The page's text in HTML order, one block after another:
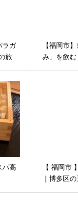
ラガ
旅
【福岡市
み」を飲
パ高
【 福岡市
｜博多区